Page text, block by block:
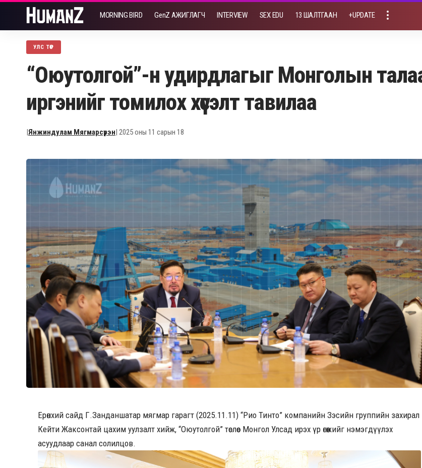
MORNING BIRD GenZ АЖИГЛАГЧ INTERVIEW SEX EDU 13 ШАЛТГААН +UPDATE
УЛС ТӨР
“Оюутолгой”-н удирдлагыг Монголын
иргэнийг томилох хүсэлт тавилаа
|Янжиндулам Мягмарсүрэн| 2025 оны 11 сарын 18
Ерөнхий сайд Г.Занданшатар мягмар гарагт (2025.11.11) “Рио Тинто” компанийн Зэсийн группийн захирал
Кейти Жаксонтай цахим уулзалт хийж, “Оюутолгой” төслөөс Монгол Улсад ирэх үр өгөөжийг нэмэгдүүлэх
асуудлаар санал солилцов.